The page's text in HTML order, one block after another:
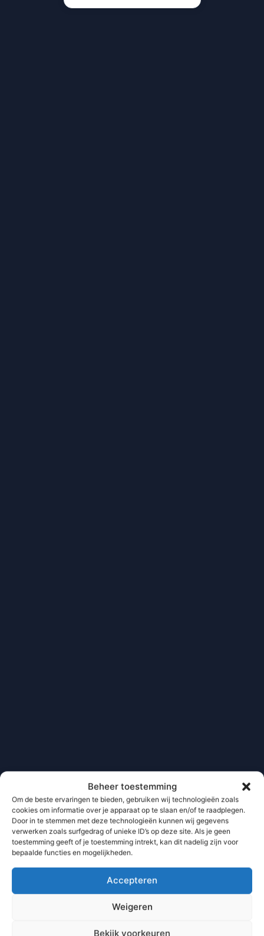
Beheer toestemming
Om de beste ervaringen te bieden, gebruiken wij technologieën zoals
cookies om informatie over je apparaat op te slaan en/of te raadplegen.
Door in te stemmen met deze technologieën kunnen wij gegevens
verwerken zoals surfgedrag of unieke ID’s op deze site. Als je geen
toestemming geeft of je toestemming intrekt, kan dit nadelig zijn voor
bepaalde functies en mogelijkheden.
Accepteren
Weigeren
Bekijk voorkeuren